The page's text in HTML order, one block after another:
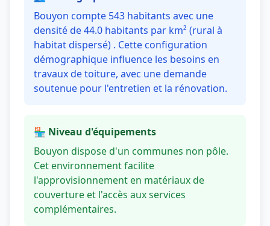
Bouyon compte 543 habitants avec une
densité de 44.0 habitants par km² (rural à
habitat dispersé) . Cette configuration
démographique influence les besoins en
travaux de toiture, avec une demande
soutenue pour l'entretien et la rénovation.
🏪 Niveau d'équipements
Bouyon dispose d'un communes non pôle.
Cet environnement facilite
l'approvisionnement en matériaux de
couverture et l'accès aux services
complémentaires.